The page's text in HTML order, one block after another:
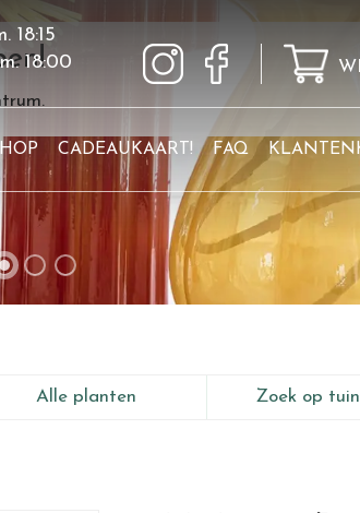
18:15
18:00
CADEAUKAART! FAQ
Alle planten Zoek op